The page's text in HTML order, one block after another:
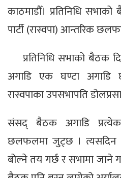
काठमाडौँ। प्रतिनिधि सभाको
पार्टी (रास्वपा) आन्तरिक
प्रतिनिधि सभाको बैठक
अगाडि एक घण्टा
रास्वपाका उपसभापति
संसद् बैठक अगाडि
छलफलमा जुट्छ ।
बोल्ने तय गर्छ र सभामा जाने